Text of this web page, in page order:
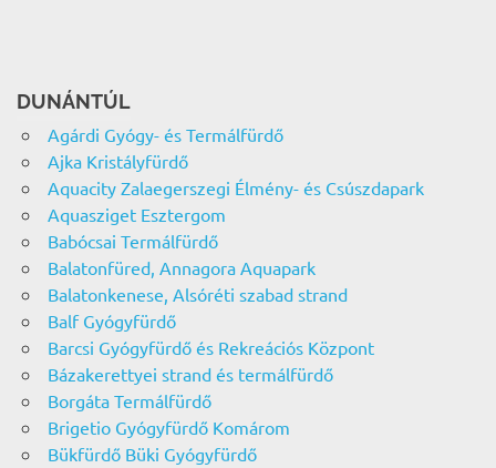
DUNÁNTÚL
Agárdi Gyógy- és Termálfürdő
Ajka Kristályfürdő
Aquacity Zalaegerszegi Élmény- és Csúszdapark
Aquasziget Esztergom
Babócsai Termálfürdő
Balatonfüred, Annagora Aquapark
Balatonkenese, Alsóréti szabad strand
Balf Gyógyfürdő
Barcsi Gyógyfürdő és Rekreációs Központ
Bázakerettyei strand és termálfürdő
Borgáta Termálfürdő
Brigetio Gyógyfürdő Komárom
Bükfürdő Büki Gyógyfürdő